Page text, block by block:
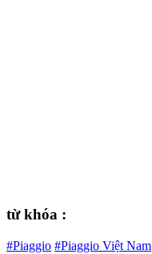
từ khóa :
#Piaggio #Piaggio Việt Nam